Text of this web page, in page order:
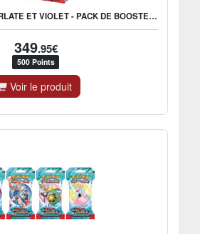
POKÉMON JCC - ÉCARLATE ET VIOLET - PACK DE BOOSTER EV10 RIVALITÉS DESTINÉES (DISPLAY X36) - FR
349.95€
500 Points
Voir le produit